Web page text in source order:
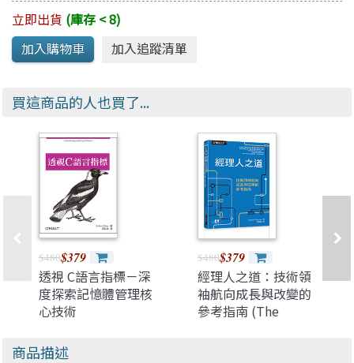
立即出貨 (庫存 < 8)
買這商品的人也買了...
$480$379
透視 C語言指標－深
度探索記憶體管理核
心技術
Using C Pointers)
$480$379
經理人之道：技術領
袖航向成長與改變的
參考指南 (The
商品描述